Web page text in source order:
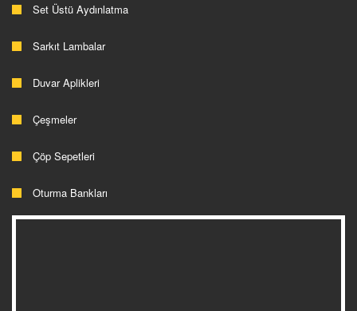
Set Üstü Aydınlatma
Sarkıt Lambalar
Duvar Aplikleri
Çeşmeler
Çöp Sepetleri
Oturma Bankları